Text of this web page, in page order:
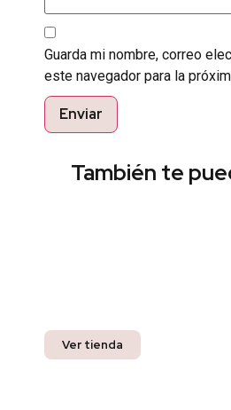
Guarda mi nombre, correo
este navegador para la
También te
Ver tienda